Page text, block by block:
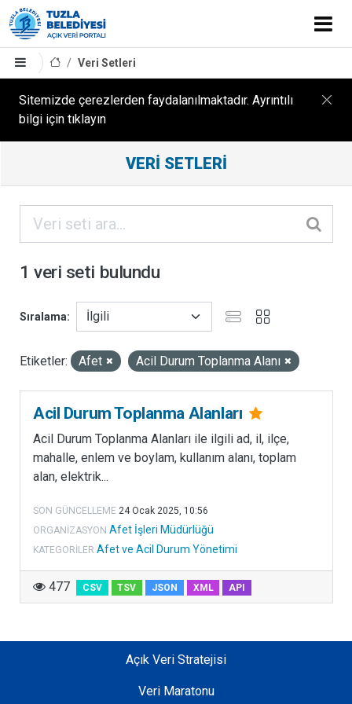
Veri Setleri
Sitemizde çerezlerden faydalanılmaktadır. Ayrıntılı
bilgi için tıklayın
Sonuçları
ORGANIZASYONLAR
KATEGORILER
ETIKETLER
VERI SETLERI
1 veri seti bulundu
Sıralama
Etiketler: Afet Acil Durum Toplanma Alanı
Acil Durum Toplanma Alanları
Acil Durum Toplanma Alanları ile ilgili ad, il, ilçe,
mahalle, enlem ve boylam, kullanım alanı, toplam
alan, elektrik...
SON GÜNCELLEME 24 Ocak 2025, 10:56
ORGANIZASYON Afet İşleri Müdürlüğü
KATEGORILER Afet ve Acil Durum Yönetimi
477 CSV TSV JSON XML API
Açık Veri Stratejisi
Veri Maratonu